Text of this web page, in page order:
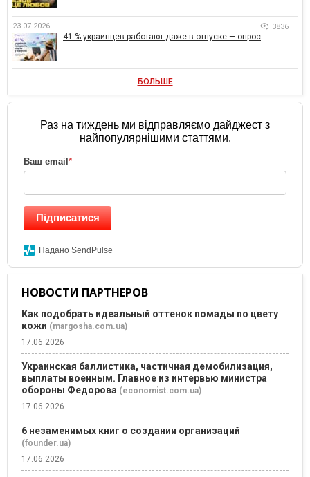
23.07.2026 3836
41 % украинцев работают даже в отпуске — опрос
БОЛЬШЕ
Раз на тиждень ми відправляємо дайджест з
найпопулярнішими статтями.
Ваш email *
Підписатися
Надано SendPulse
НОВОСТИ ПАРТНЕРОВ
Как подобрать идеальный оттенок помады по цвету
кожи (margosha.com.ua)
17.06.2026
Украинская баллистика, частичная демобилизация,
выплаты военным. Главное из интервью министра
обороны Федорова (economist.com.ua)
17.06.2026
6 незаменимых книг о создании организаций
(founder.ua)
17.06.2026